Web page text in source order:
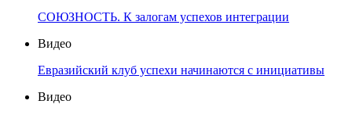
СОЮЗНОСТЬ. К залогам успехов интеграции
Видео
Евразийский клуб успехи начинаются с инициативы
Видео